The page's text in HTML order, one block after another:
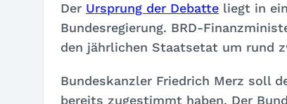
Der Ursprung der Debatte liegt in
Bundesregierung. BRD-
den jährlichen Staatsetat um rund
Bundeskanzler Friedrich Merz soll
bereits zugestimmt haben. Der